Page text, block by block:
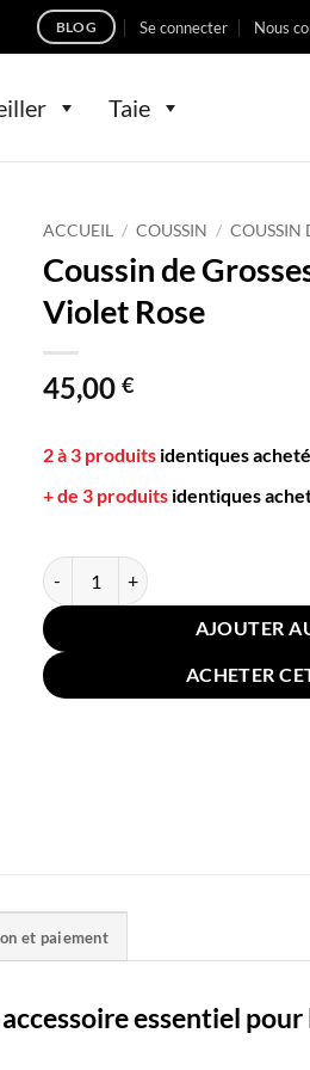
BLOG Se connecter Nous
Taie
ACCUEIL / COUSSIN / COUSSIN
Coussin de
Violet Rose
45,00 €
2 à 3 produits identiques
+ de 3 produits identiques
quantité de Coussin de Grossesse U
AJOUTER
ACHETER
et paiement
essentiel